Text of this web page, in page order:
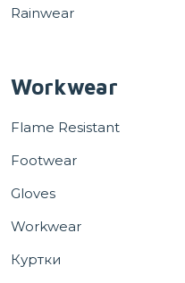
Rainwear
Workwear
Flame Resistant
Footwear
Gloves
Workwear
Куртки